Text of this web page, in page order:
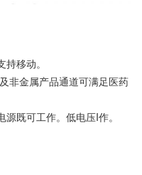
移动。
非金属产品通道可满足医药
既可工作。低电压I作。